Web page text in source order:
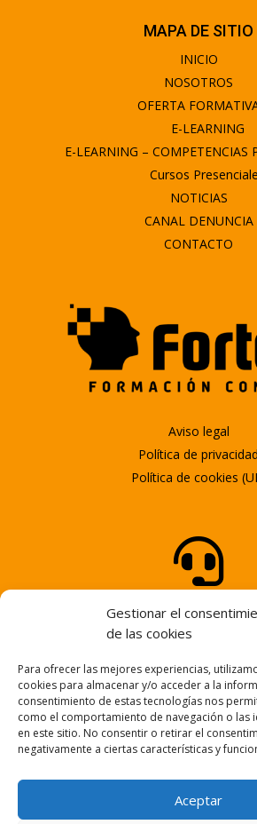
Gestionar el
de las cookies
Para ofrecer las mejores experiencias,
cookies para almacenar y/o acceder a la
consentimiento de estas tecnologías nos
como el comportamiento de navegación o las
en este sitio. No consentir o retirar el
negativamente a ciertas características y
Aceptar
MAPA DE SITIO
INICIO
NOSOTROS
OFERTA
E-LEARNING
E-LEARNING – COMPETENCIAS
Cursos
NOTICIAS
CANAL DENUNCIA
CONTACTO
Aviso legal
Política de privacidad
Política de cookies

Tel.947 25 58 25

NUESTRO EMAIL
info@fortem.es